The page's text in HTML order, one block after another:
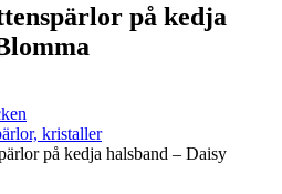
på kedja
kristaller
på kedja halsband – Daisy